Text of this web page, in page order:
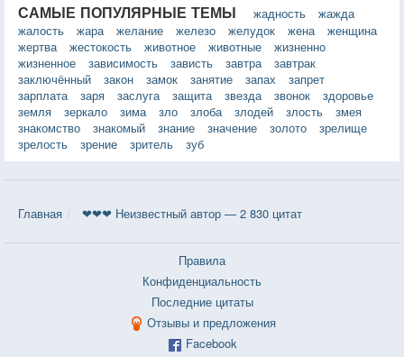
САМЫЕ ПОПУЛЯРНЫЕ ТЕМЫ жадность
жажда
жалость
жара желание железо желудок жена
женщина
жертва
жестокость животное животные
жизненно
жизненное
зависимость зависть завтра
завтрак
заключённый
закон замок занятие запах
запрет
зарплата
заря заслуга защита звезда звонок
здоровье
земля
зеркало зима зло злоба злодей злость
змея
знакомство
знакомый знание значение золото
зрелище
зрелость
зрение зритель зуб
Главная ❤❤❤ Неизвестный автор — 2 830 цитат
Правила
Конфиденциальность
Последние цитаты
Отзывы и предложения
Facebook